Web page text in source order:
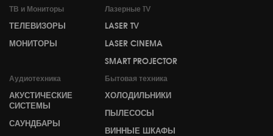
ТВ и Мониторы
ТЕЛЕВИЗОРЫ
МОНИТОРЫ
Лазерные TV
LASER TV
LASER CINEMA
SMART PROJECTOR
Аудиотехника
АКУСТИЧЕСКИЕ
СИСТЕМЫ
САУНДБАРЫ
Бытовая техника
ХОЛОДИЛЬНИКИ
ПЫЛЕСОСЫ
ВИННЫЕ ШКАФЫ